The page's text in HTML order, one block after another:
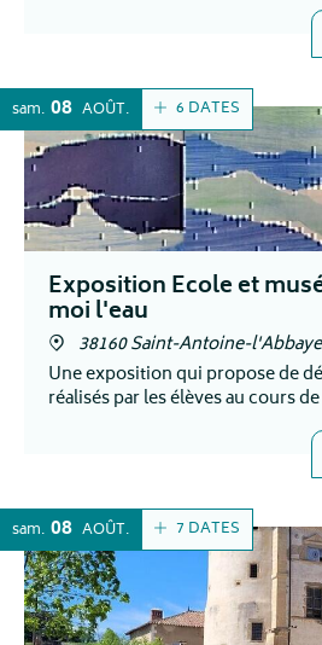
6 DATES
sam. 08 AOÛT
Exposition Ecole et
moi l'eau
38160 Saint-Antoine-l'Abbaye
Une exposition qui propose de
7 DATES
sam. 08 AOÛT